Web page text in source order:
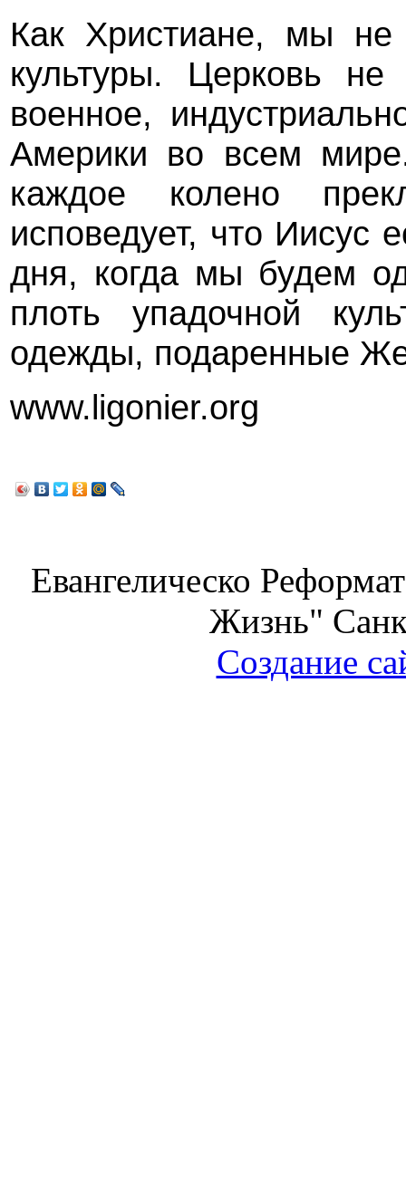
Как Христиане, мы не
культуры. Церковь
военное,
Америки во всем
каждое колено
исповедует, что Иисус
дня, когда мы будем
плоть упадочной
одежды, подаренные
www.ligonier.org
Евангелическо
Жизнь"
Создание